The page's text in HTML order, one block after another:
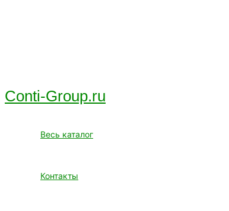
Conti-Group.ru
Весь каталог
Контакты